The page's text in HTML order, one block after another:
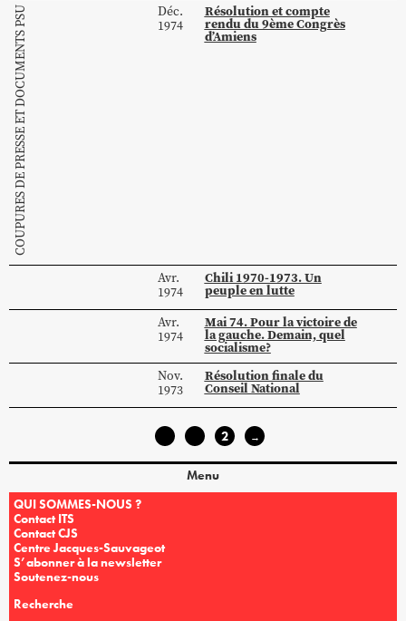
COUPURES DE PRESSE ET DOCUMENTS PSU
Déc.
1974
Résolution et compte
rendu du 9ème Congrès
d’Amiens
Avr.
1974
Chili 1970-1973. Un
peuple en lutte
Avr.
1974
Mai 74. Pour la victoire de
la gauche. Demain, quel
socialisme?
Nov.
1973
Résolution finale du
Conseil National
2 →
Menu
QUI SOMMES-NOUS ?
Contact ITS
Contact CJS
Centre Jacques-Sauvageot
S’abonner à la newsletter
Soutenez-nous
Recherche